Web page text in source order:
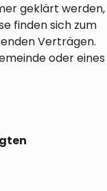
geklärt werden,
finden sich zum
Verträgen.
oder eines